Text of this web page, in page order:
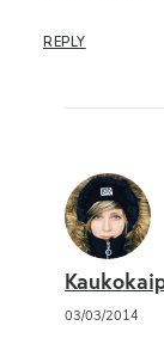
REPLY
03/03/2014